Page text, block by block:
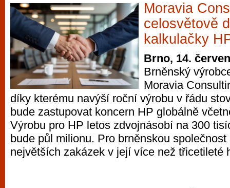
Moravia
celosvětově
kalkulačky
Brno, 14.
Brněnský
Moravia
díky kterému navýší roční výrobu v řádu
bude zastupovat koncern HP globálně
Výrobu pro HP letos zdvojnásobí na 300
bude půl milionu. Pro brněnskou
největších zakázek v její více než třicetileté